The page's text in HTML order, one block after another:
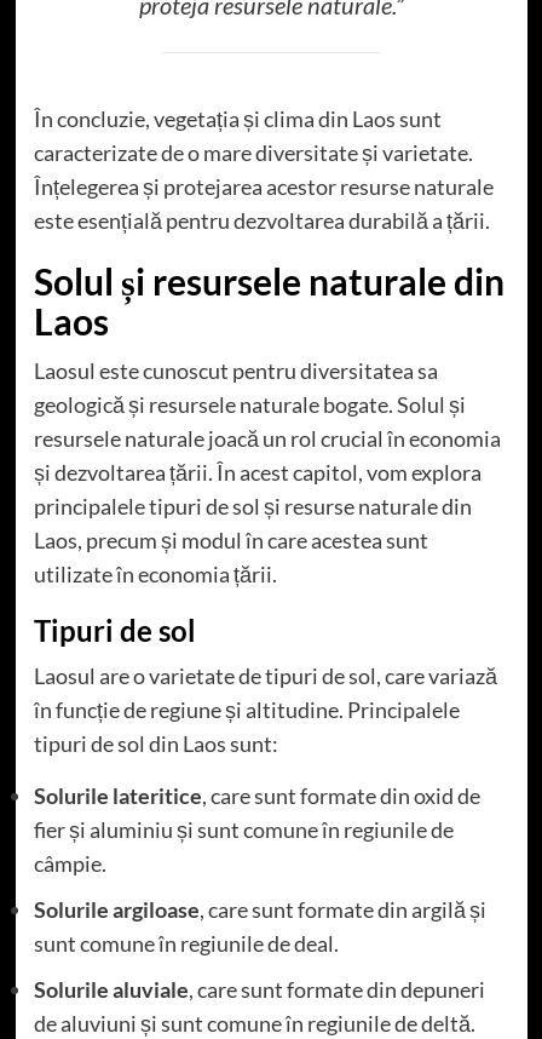
În concluzie, vegetația și clima din Laos sunt
caracterizate de o mare diversitate și varietate.
Înțelegerea și protejarea acestor resurse naturale
este esențială pentru dezvoltarea durabilă a țării.
Solul și resursele naturale din
Laos
Laosul este cunoscut pentru diversitatea sa
geologică și resursele naturale bogate. Solul și
resursele naturale joacă un rol crucial în economia
și dezvoltarea țării. În acest capitol, vom explora
principalele tipuri de sol și resurse naturale din
Laos, precum și modul în care acestea sunt
utilizate în economia țării.
Tipuri de sol
Laosul are o varietate de tipuri de sol, care variază
în funcție de regiune și altitudine. Principalele
tipuri de sol din Laos sunt:
Solurile lateritice, care sunt formate din oxid de
fier și aluminiu și sunt comune în regiunile de
câmpie.
Solurile argiloase, care sunt formate din argilă și
sunt comune în regiunile de deal.
Solurile aluviale, care sunt formate din depuneri
de aluviuni și sunt comune în regiunile de deltă.